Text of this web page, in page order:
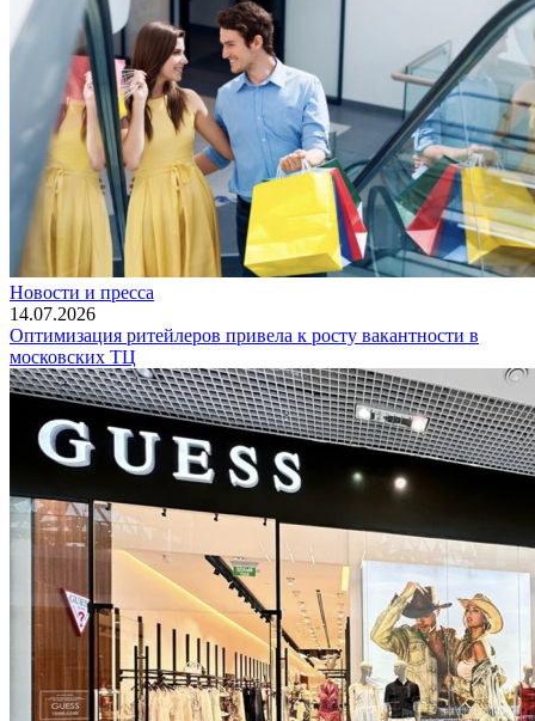
Новости и пресса
14.07.2026
Оптимизация ритейлеров привела к росту вакантности в
московских ТЦ